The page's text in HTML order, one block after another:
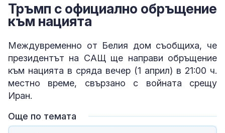
Тръмп с официално обръщение
към нацията
Междувременно от Белия дом съобщиха, че
президентът на САЩ ще направи обръщение
към нацията в сряда вечер (1 април) в 21:00 ч.
местно време, свързано с войната срещу
Иран.
Още по темата